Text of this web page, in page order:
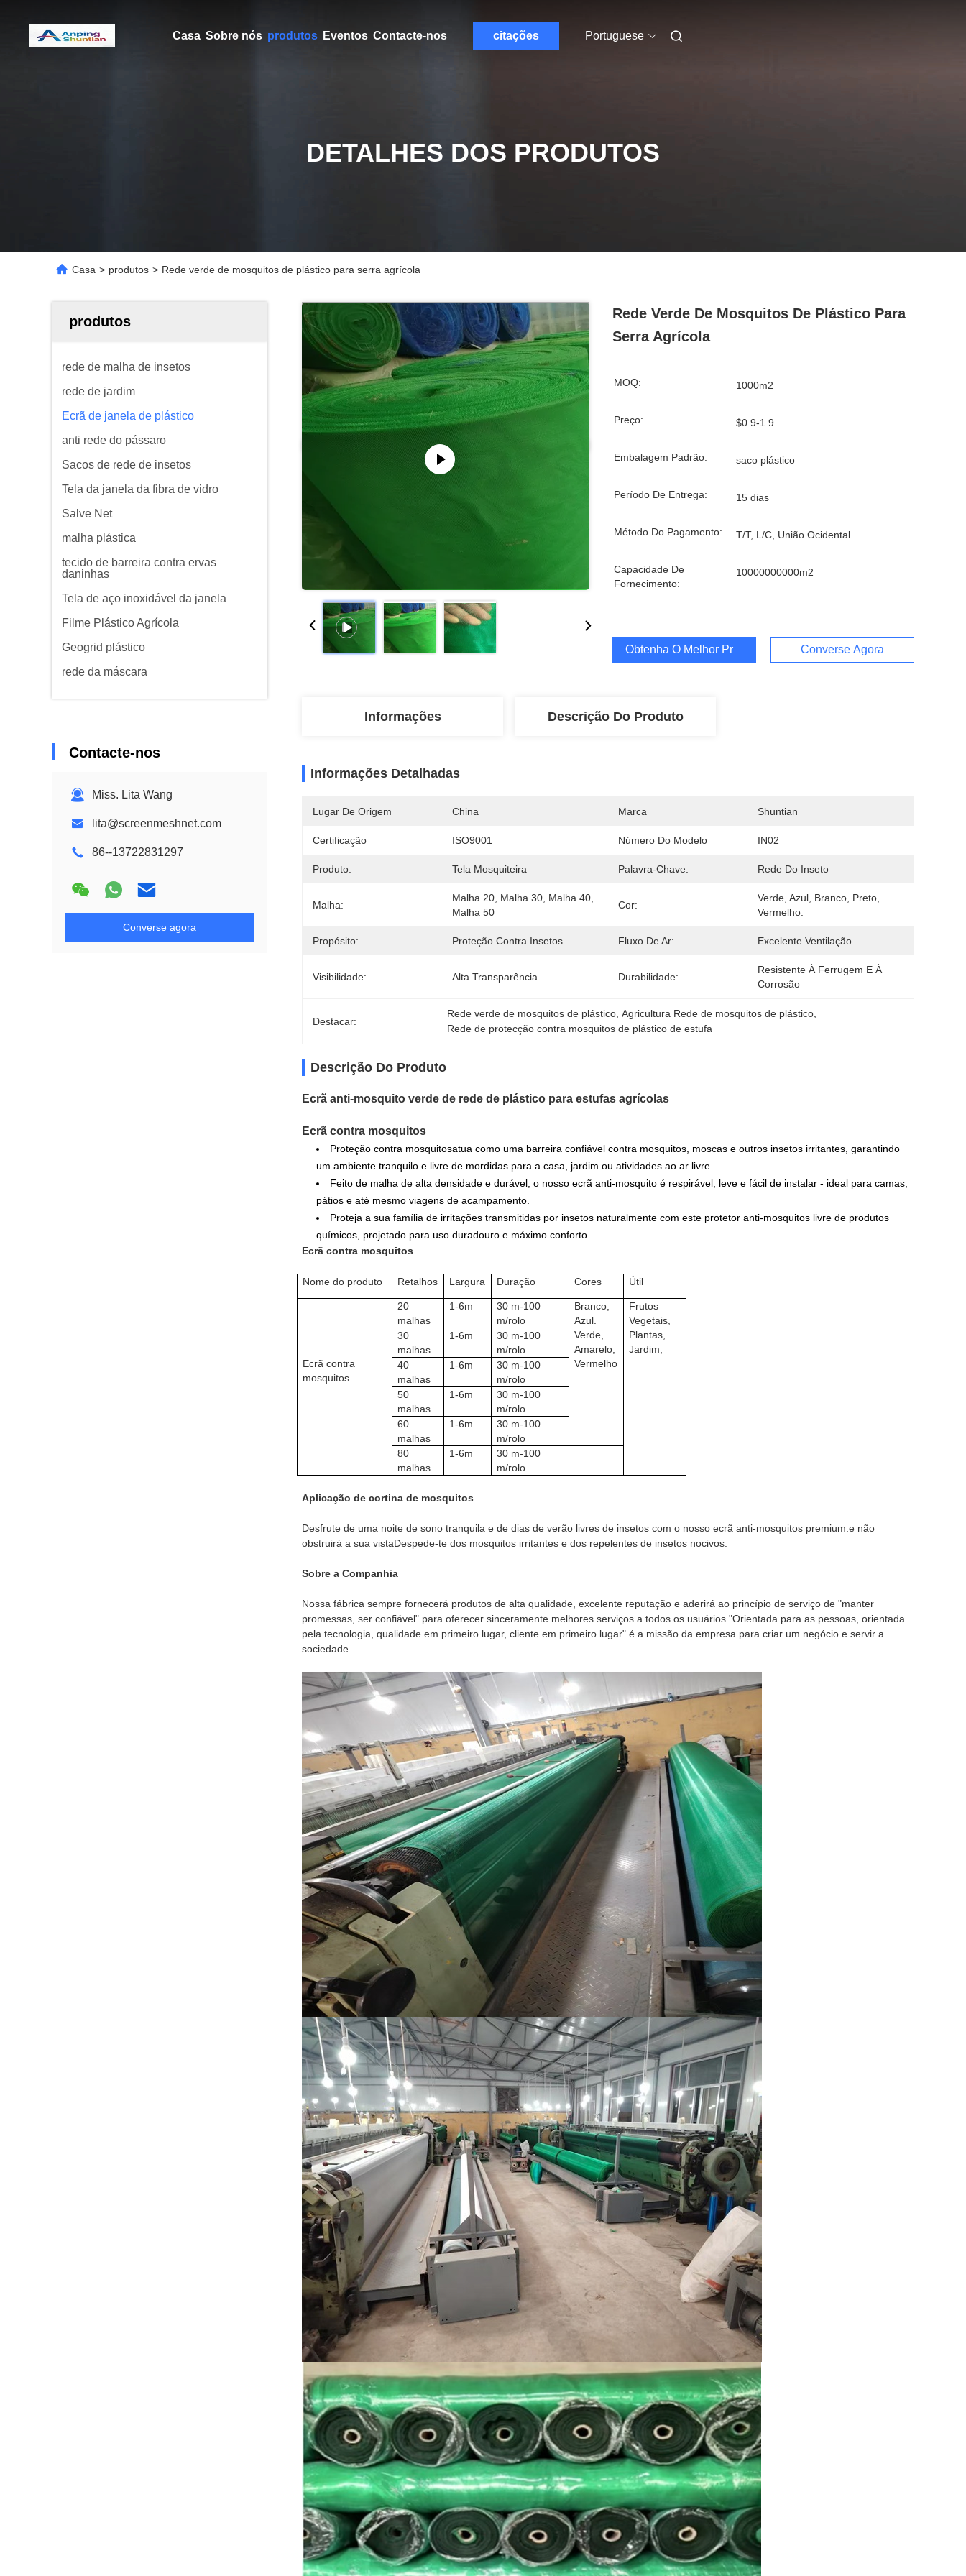
Casa Sobre nós produtos Eventos Contacte-nos citações Portuguese
DETALHES DOS PRODUTOS
Casa > produtos > Rede verde de mosquitos de plástico para serra agrícola
produtos
rede de malha de insetos
rede de jardim
Ecrã de janela de plástico
anti rede do pássaro
Sacos de rede de insetos
Tela da janela da fibra de vidro
Salve Net
malha plástica
tecido de barreira contra ervas
daninhas
Tela de aço inoxidável da janela
Filme Plástico Agrícola
Geogrid plástico
rede da máscara
Contacte-nos
Miss. Lita Wang
lita@screenmeshnet.com
86--13722831297
Converse agora
Rede Verde De Mosquitos De Plástico Para
Serra Agrícola
MOQ: 1000m2
Preço: $0.9-1.9
Embalagem Padrão: saco plástico
Período De Entrega: 15 dias
Método Do Pagamento: T/T, L/C, União Ocidental
Capacidade De
Fornecimento:
10000000000m2
Obtenha O Melhor Preço Converse Agora
Informações Descrição Do Produto
Informações Detalhadas
Lugar De Origem China Marca Shuntian
Certificação ISO9001 Número Do Modelo IN02
Produto: Tela Mosquiteira Palavra-Chave: Rede Do Inseto
Malha:
Malha 20, Malha 30, Malha 40,
Malha 50
Cor:
Verde, Azul, Branco, Preto,
Vermelho.
Propósito: Proteção Contra Insetos Fluxo De Ar: Excelente Ventilação
Visibilidade: Alta Transparência Durabilidade:
Resistente À Ferrugem E À
Corrosão
Destacar:
Rede verde de mosquitos de plástico , Agricultura Rede de mosquitos de plástico
Rede de protecção contra mosquitos de plástico de estufa
Descrição Do Produto
Ecrã anti-mosquito verde de rede de plástico para estufas agrícolas
Ecrã contra mosquitos
Proteção contra mosquitosatua como uma barreira confiável contra mosquitos, moscas e outros insetos irritantes, garantindo
um ambiente tranquilo e livre de mordidas para a casa, jardim ou atividades ao ar livre.
Feito de malha de alta densidade e durável, o nosso ecrã anti-mosquito é respirável, leve e fácil de instalar - ideal para camas,
pátios e até mesmo viagens de acampamento.
Proteja a sua família de irritações transmitidas por insetos naturalmente com este protetor anti-mosquitos livre de produtos
químicos, projetado para uso duradouro e máximo conforto.
Ecrã contra mosquitos
Nome do produto Retalhos Largura Duração Cores Útil
Ecrã contra
mosquitos
20
malhas
1-6m
30 m-100
m/rolo
Branco,
Azul.
Verde,
Amarelo,
Vermelho
Frutos
Vegetais,
Plantas,
Jardim,
30
malhas
1-6m
30 m-100
m/rolo
40
malhas
1-6m
30 m-100
m/rolo
50
malhas
1-6m
30 m-100
m/rolo
60
malhas
1-6m
30 m-100
m/rolo
80
malhas
1-6m
30 m-100
m/rolo
Aplicação de cortina de mosquitos
Desfrute de uma noite de sono tranquila e de dias de verão livres de insetos com o nosso ecrã anti-mosquitos premium.e não
obstruirá a sua vistaDespede-te dos mosquitos irritantes e dos repelentes de insetos nocivos.
Sobre a Companhia
Nossa fábrica sempre fornecerá produtos de alta qualidade, excelente reputação e aderirá ao princípio de serviço de "manter
promessas, ser confiável" para oferecer sinceramente melhores serviços a todos os usuários."Orientada para as pessoas, orientada
pela tecnologia, qualidade em primeiro lugar, cliente em primeiro lugar" é a missão da empresa para criar um negócio e servir a
sociedade.